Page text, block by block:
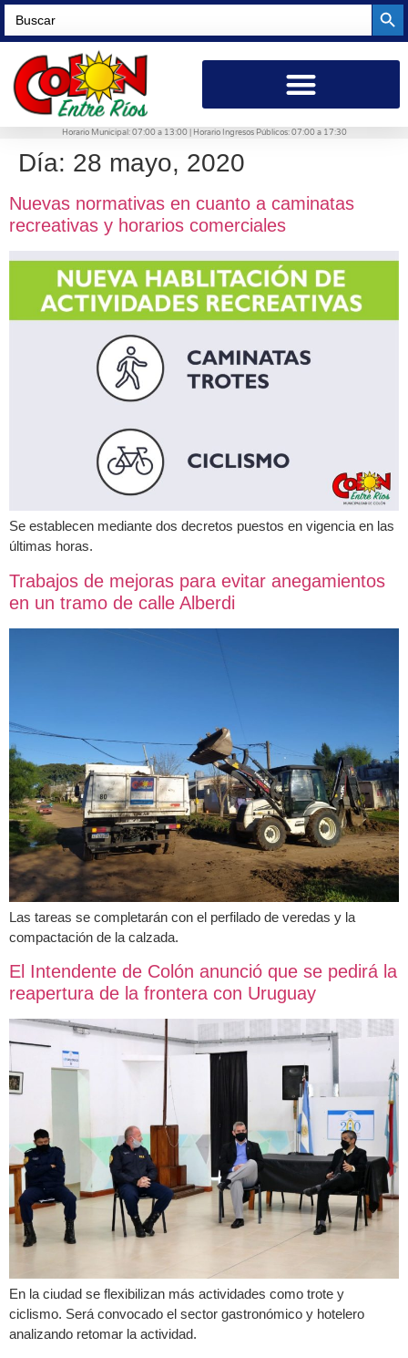
Search
for:
Horario Municipal: 07:00 a 13:00 | Horario Ingresos Públicos: 07:00 a 17:30
Día: 28 mayo, 2020
Nuevas normativas en cuanto a caminatas
recreativas y horarios comerciales
Se establecen mediante dos decretos puestos en vigencia en las
últimas horas.
Trabajos de mejoras para evitar anegamientos
en un tramo de calle Alberdi
Las tareas se completarán con el perfilado de veredas y la
compactación de la calzada.
El Intendente de Colón anunció que se pedirá la
reapertura de la frontera con Uruguay
En la ciudad se flexibilizan más actividades como trote y
ciclismo. Será convocado el sector gastronómico y hotelero
analizando retomar la actividad.